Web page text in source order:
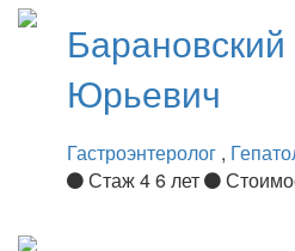
Барановский
Юрьевич
Гастроэнтеролог ,
Стаж 4 6 лет